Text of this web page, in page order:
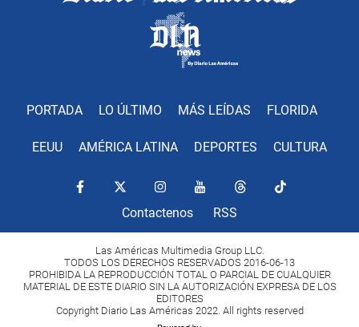
PORTADA LO ÚLTIMO MÁS LEÍDAS FLORIDA
EEUU AMÉRICA LATINA DEPORTES CULTURA
Contactenos RSS
Las Américas Multimedia Group LLC.
TODOS LOS DERECHOS RESERVADOS 2016-06-13
PROHIBIDA LA REPRODUCCIÓN TOTAL O PARCIAL DE CUALQUIER
MATERIAL DE ESTE DIARIO SIN LA AUTORIZACIÓN EXPRESA DE LOS
EDITORES
Copyright Diario Las Américas 2022. All rights reserved